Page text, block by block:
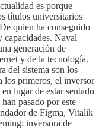
es porque
títulos universitarios
quien ha conseguido
capacidades. Naval
generación de
y de la tecnología.
del sistema son los
los primeros, el inversor
lugar de estar sentado
pasado por este
de Figma, Vitalik
inversora de